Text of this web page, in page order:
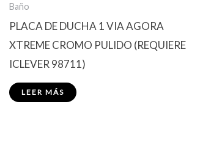
Baño
PLACA DE DUCHA 1 VIA AGORA
XTREME CROMO PULIDO (REQUIERE
ICLEVER 98711)
LEER MÁS